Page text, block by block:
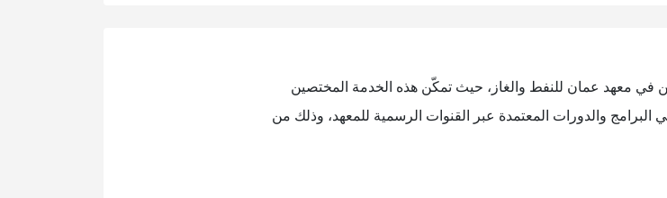
في معهد عمان للنفط والغاز، حيث تمكّن هذه الخدمة المختصين
البرامج والدورات المعتمدة عبر القنوات الرسمية للمعهد، وذلك من